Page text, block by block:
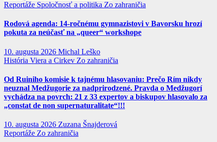
Reportáže Spoločnosť a politika Zo zahraničia
Rodová agenda: 14-ročnému gymnazistovi v Bavorsku hrozí
pokuta za neúčasť na „queer“ workshope
10. augusta 2026 Michal Leško
História Viera a Cirkev Zo zahraničia
Od Ruiniho komisie k tajnému hlasovaniu: Prečo Rím nikdy
neuznal Medžugorie za nadprirodzené. Pravda o Medžugorí
vychádza na povrch: 21 z 33 expertov a biskupov hlasovalo za
„constat de non supernaturalitate“!!!
10. augusta 2026 Zuzana Šnajderová
Reportáže Zo zahraničia